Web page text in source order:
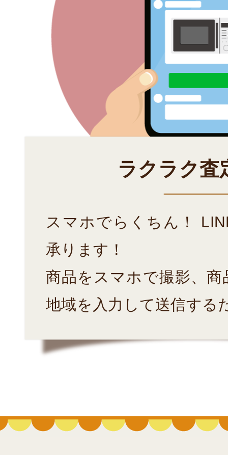
ラクラク査
スマホでらくちん！
承ります！
商品をスマホで撮影、
地域を入力して送信する